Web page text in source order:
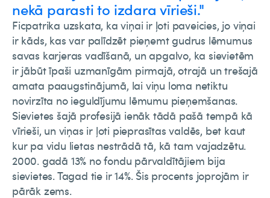
nekā parasti to izdara vīrieši."
Ficpatrika uzskata, ka viņai ir ļoti paveicies, jo viņai
ir kāds, kas var palīdzēt pieņemt gudrus lēmumus
savas karjeras vadīšanā, un apgalvo, ka sievietēm
ir jābūt īpaši uzmanīgām pirmajā, otrajā un trešajā
amata paaugstinājumā, lai viņu loma netiktu
novirzīta no ieguldījumu lēmumu pieņemšanas.
Sievietes šajā profesijā ienāk tādā pašā tempā kā
vīrieši, un viņas ir ļoti pieprasītas valdēs, bet kaut
kur pa vidu lietas nestrādā tā, kā tam vajadzētu.
2000. gadā 13% no fondu pārvaldītājiem bija
sievietes. Tagad tie ir 14%. Šis procents joprojām ir
pārāk zems.